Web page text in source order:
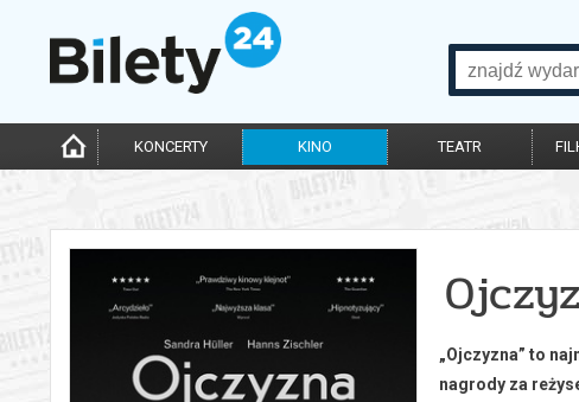
KONCERTY KINO TEATR
„Ojczyzna” to
nagrody za